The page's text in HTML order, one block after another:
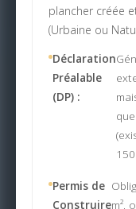
plancher créée
(Urbaine ou
Déclaration
Préalable
(DP) :
Permis de
Construirem²,